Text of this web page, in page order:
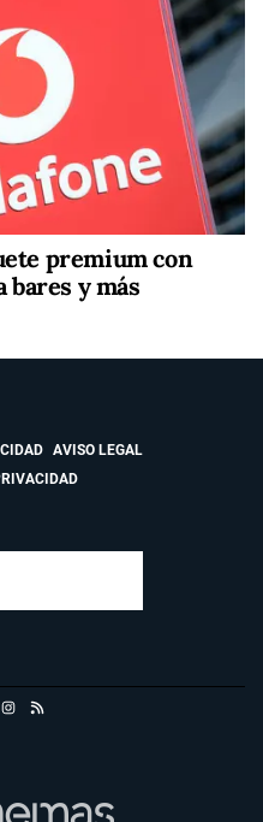
premium con
bares y más
AVISO LEGAL
Instagram